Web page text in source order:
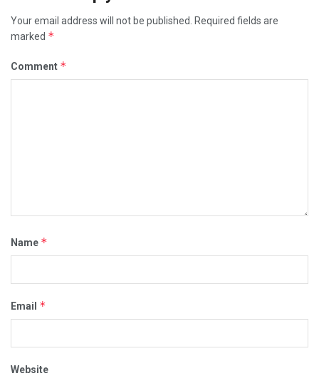
Your email address will not be published.
Required fields are
marked *
Comment *
Name *
Email *
Website